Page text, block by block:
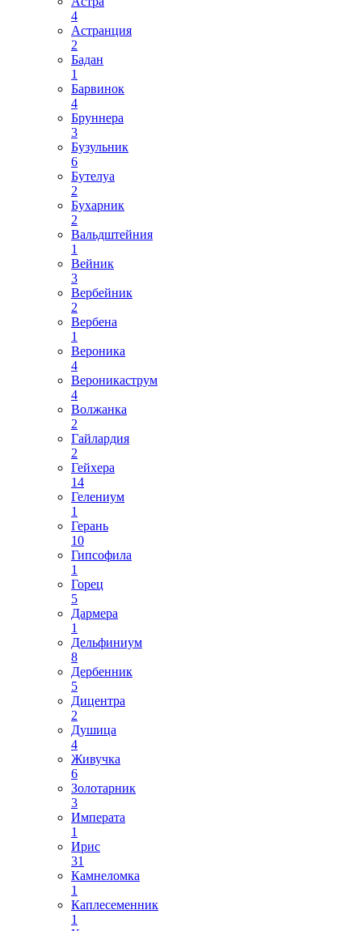
4
Астранция
2
Бадан
1
Барвинок
4
Бруннера
3
Бузульник
6
Бутелуа
2
Бухарник
2
Вальдштейния
1
Вейник
3
Вербейник
2
Вербена
1
Вероника
4
Вероникаструм
4
Волжанка
2
Гайлардия
2
Гейхера
14
Гелениум
1
Герань
10
Гипсофила
1
Горец
5
Дармера
1
Дельфиниум
8
Дербенник
5
Дицентра
2
Душица
4
Живучка
6
Золотарник
3
Императа
1
Ирис
31
Камнеломка
1
Каплесеменник
1